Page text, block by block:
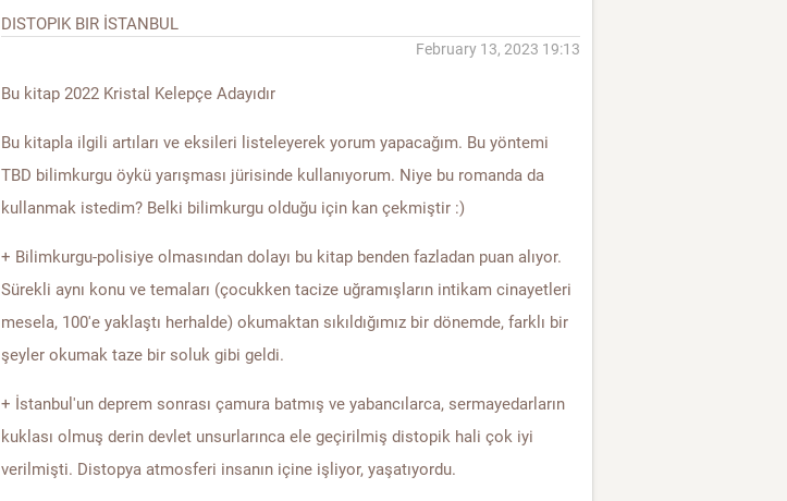
DISTOPIK BIR İSTANBUL
February 13, 2023 19:13
Bu kitap 2022 Kristal Kelepçe Adayıdır
Bu kitapla ilgili artıları ve eksileri listeleyerek yorum yapacağım. Bu yöntemi
TBD bilimkurgu öykü yarışması jürisinde kullanıyorum. Niye bu romanda da
kullanmak istedim? Belki bilimkurgu olduğu için kan çekmiştir :)
+ Bilimkurgu-polisiye olmasından dolayı bu kitap benden fazladan puan alıyor.
Sürekli aynı konu ve temaları (çocukken tacize uğramışların intikam cinayetleri
mesela, 100'e yaklaştı herhalde) okumaktan sıkıldığımız bir dönemde, farklı bir
şeyler okumak taze bir soluk gibi geldi.
+ İstanbul'un deprem sonrası çamura batmış ve yabancılarca, sermayedarların
kuklası olmuş derin devlet unsurlarınca ele geçirilmiş distopik hali çok iyi
verilmişti. Distopya atmosferi insanın içine işliyor, yaşatıyordu.